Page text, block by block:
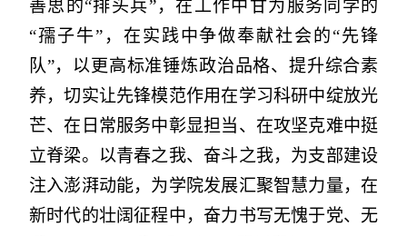
善思的“排头兵”，在工作中甘为服务同学的
“孺子牛”，在实践中争做奉献社会的“先锋
队”，以更高标准锤炼政治品格、提升综合素
养，切实让先锋模范作用在学习科研中绽放光
芒、在日常服务中彰显担当、在攻坚克难中挺
立脊梁。以青春之我、奋斗之我，为支部建设
注入澎湃动能，为学院发展汇聚智慧力量，在
新时代的壮阔征程中，奋力书写无愧于党、无